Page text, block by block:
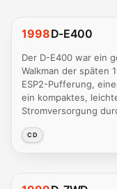
1998D-E400
Der D-E400 war ein
Walkman der späten
ESP2-Pufferung,
ein kompaktes,
Stromversorgung
CD